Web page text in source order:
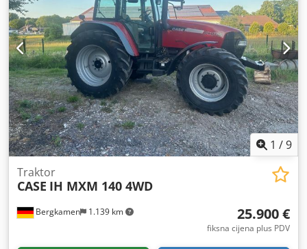
1 /9
Bergkamen 1.139 km
Traktor
CASE IH MXM 140 4WD
25.900 €
fiksna cijena plus PDV